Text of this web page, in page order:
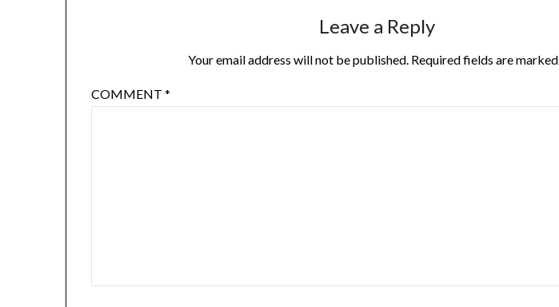
Leave a Reply
Your email address will not be published. Required fields are marked
COMMENT*